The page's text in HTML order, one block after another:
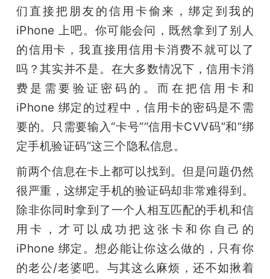
们直接把朋友的信用卡偷来，绑定到我的
iPhone 上吧。你可能会问，既然拿到了别人
的信用卡，我直接用信用卡消费不就可以了
吗？其实并不是。在大多数情况下，信用卡消
费是需要验证密码的。而在把信用卡和
iPhone 绑定的过程中，信用卡的密码是不需
要的。只需要输入“卡号”“信用卡CVV码”和“绑
定手机验证码”这三个隐私信息。
前两个信息在卡上都可以找到。但是问题仍然
很严重，这绑定手机的验证码却非常难得到。
除非你同时拿到了一个人相互匹配的手机和信
用卡，才可以成功把这张卡和你自己的
iPhone 绑定。想必能让你这么做的，只有你
的老公/老婆吧。与其这么麻烦，还不如揪着